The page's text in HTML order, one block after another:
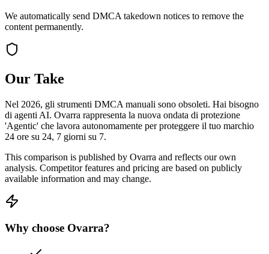
We automatically send DMCA takedown notices to remove the
content permanently.
Our Take
Nel 2026, gli strumenti DMCA manuali sono obsoleti. Hai bisogno
di agenti AI. Ovarra rappresenta la nuova ondata di protezione
'Agentic' che lavora autonomamente per proteggere il tuo marchio
24 ore su 24, 7 giorni su 7.
This comparison is published by Ovarra and reflects our own
analysis. Competitor features and pricing are based on publicly
available information and may change.
Why choose Ovarra?